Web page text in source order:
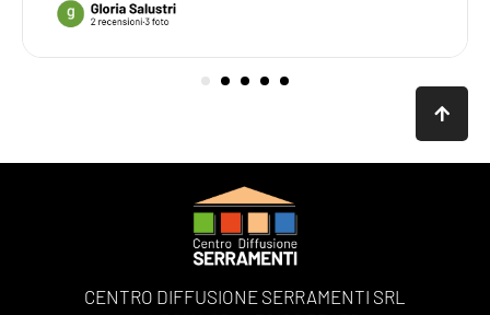
CENTRO DIFFUSIONE SERRAMENTI SRL